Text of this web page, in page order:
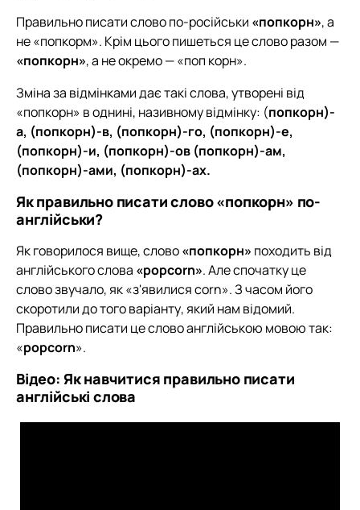
Правильно писати слово по-російськи «попкорн», а
не «попкорм». Крім цього пишеться це слово разом —
«попкорн», а не окремо — «поп корн».
Зміна за відмінками дає такі слова, утворені від
«попкорн» в однині, називному відмінку: (попкорн)-
а, (попкорн)-в, (попкорн)-го, (попкорн)-е,
(попкорн)-и, (попкорн)-ов (попкорн)-ам,
(попкорн)-ами, (попкорн)-ах.
Як правильно писати слово «попкорн» по-
англійськи?
Як говорилося вище, слово«попкорн» походить від
англійського слова «popcorn». Але спочатку це
слово звучало, як «з'явилися corn». З часом його
скоротили до того варіанту, який нам відомий.
Правильно писати це слово англійською мовою так:
«popcorn».
Відео: Як навчитися правильно писати
англійські слова